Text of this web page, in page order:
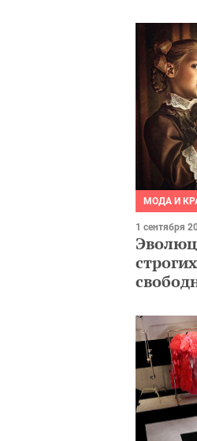
МОДА И
1 сентября